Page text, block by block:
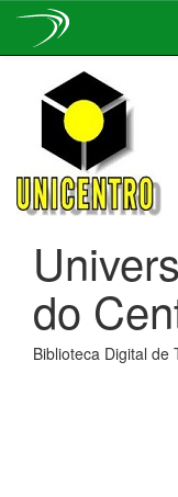
navigation
do
Biblioteca Digital de